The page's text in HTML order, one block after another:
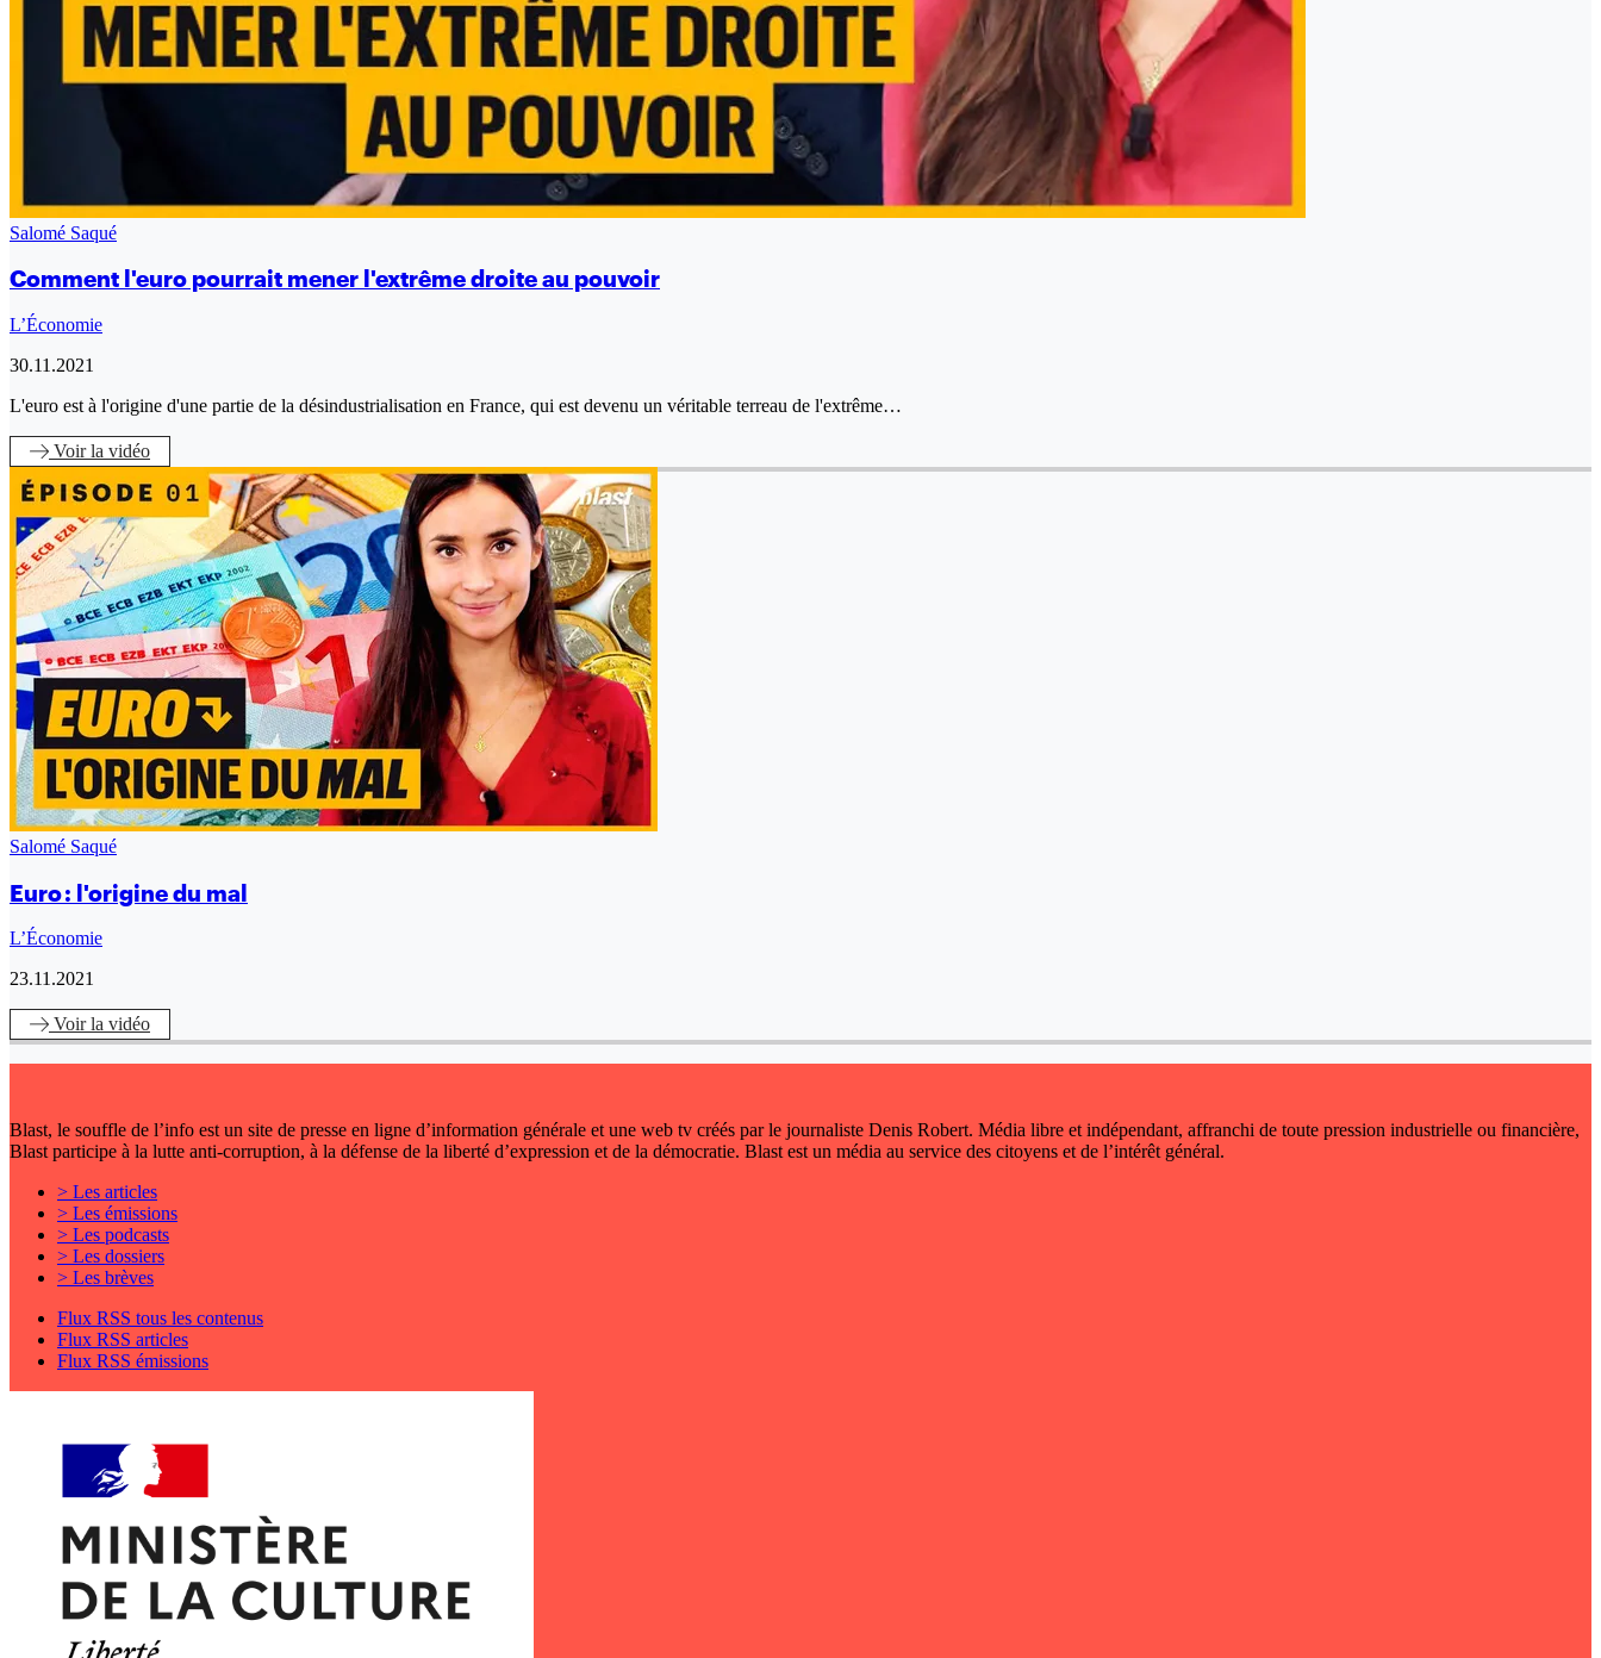
Salomé Saqué
Comment l'euro pourrait mener l'extrême droite au pouvoir
L’Économie
30.11.2021
L'euro est à l'origine d'une partie de la désindustrialisation en France, qui est devenu un véritable terreau de l'extrême…
Voirla vidéo
Salomé Saqué
Euro : l'origine du mal
L’Économie
23.11.2021
Voirla vidéo
Blast, le souffle de l’info est un site de presse en ligne d’information générale et une web tv créés par le journaliste Denis Robert. Média libre et indépendant, affranchi de toute pression industrielle ou financière,
Blast participe à la lutte anti-corruption, à la défense de la liberté d’expression et de la démocratie. Blast est un média au service des citoyens et de l’intérêt général.
> Les articles
> Les émissions
> Les podcasts
> Les dossiers
> Les brèves
Flux RSS tous les contenus
Flux RSS articles
Flux RSS émissions